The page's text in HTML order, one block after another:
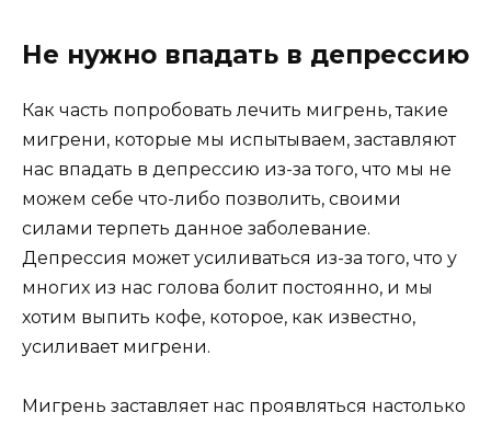
Не нужно впадать в депрессию
Как часть попробовать лечить мигрень, такие
мигрени, которые мы испытываем, заставляют
нас впадать в депрессию из-за того, что мы не
можем себе что-либо позволить, своими
силами терпеть данное заболевание.
Депрессия может усиливаться из-за того, что у
многих из нас голова болит постоянно, и мы
хотим выпить кофе, которое, как известно,
усиливает мигрени.
Мигрень заставляет нас проявляться настолько